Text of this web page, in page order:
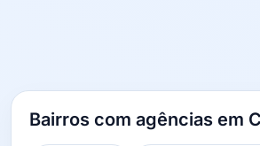
Bairros com agências em